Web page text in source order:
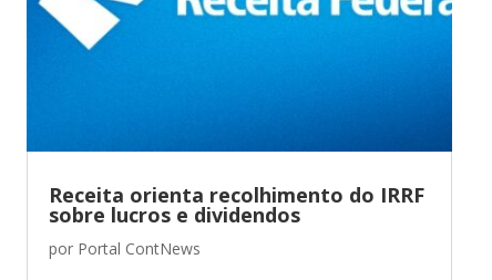
Receita orienta recolhimento do IRRF
sobre lucros e dividendos
por Portal ContNews